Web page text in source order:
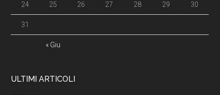
« Giu
24 25 26 27 28 29 30
31
ULTIMI ARTICOLI